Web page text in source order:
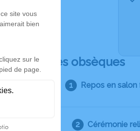
Déroulé des obsèques
Repos en
Cérémonie